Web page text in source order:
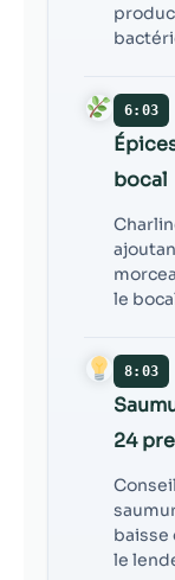
6:03
bocal
le
8:03
24
baisse
le